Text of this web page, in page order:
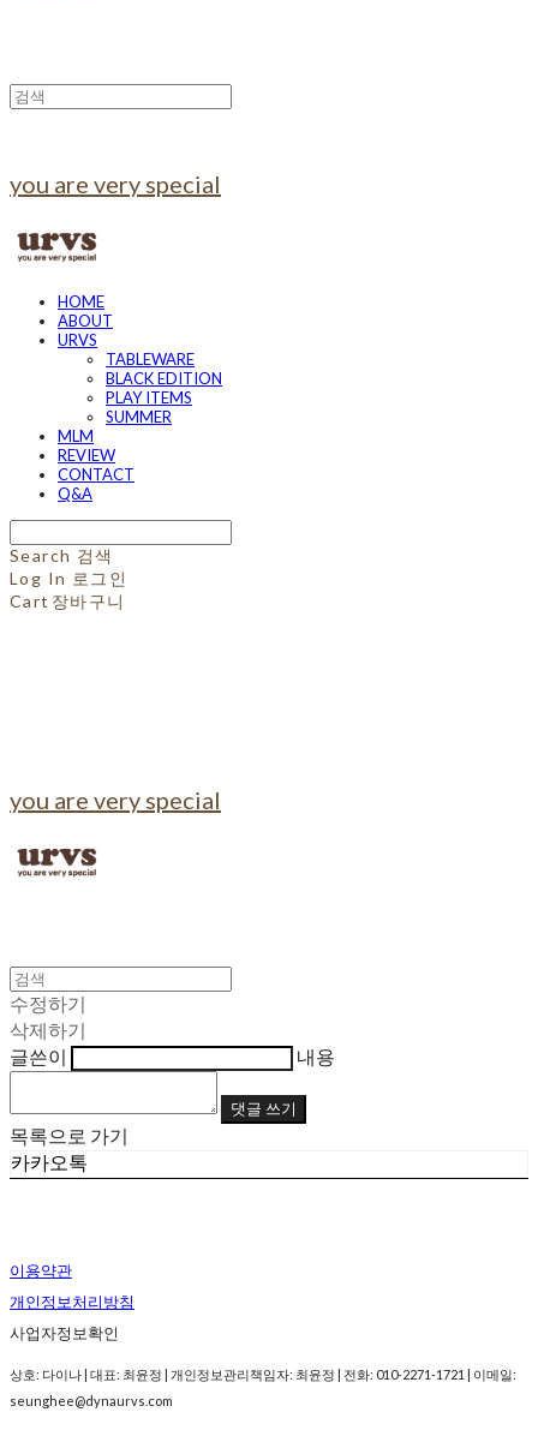
you are very special
HOME
ABOUT
URVS
TABLEWARE
BLACK EDITION
PLAY ITEMS
SUMMER
MLM
REVIEW
CONTACT
Q&A
Search 검색
Log In 로그인
Cart 장바구니
you are very special
수정하기
삭제하기
글쓴이
내용
댓글 쓰기
목록으로 가기
카카오톡
이용약관
개인정보처리방침
사업자정보확인
상호: 다이나 | 대표: 최윤정 | 개인정보관리책임자: 최윤정 | 전화: 010-2271-1721 | 이메일:
seunghee@dynaurvs.com